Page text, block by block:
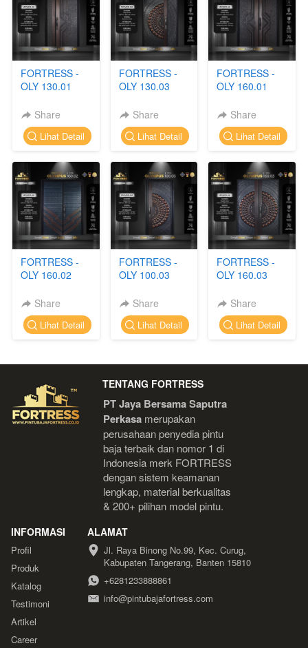
FORTRESS -
OLY 130.01
Share
` Lihat Detail
FORTRESS -
OLY 130.03
Share
` Lihat Detail
FORTRESS -
OLY 160.01
Share
` Lihat Detail
FORTRESS -
OLY 160.02
Share
` Lihat Detail
FORTRESS -
OLY 100.03
Share
` Lihat Detail
FORTRESS -
OLY 160.03
Share
` Lihat Detail
TENTANG FORTRESS
PT Jaya Bersama Saputra
Perkasa merupakan
perusahaan penyedia pintu
baja terbaik dan nomor 1 di
Indonesia
dengan sistem keamanan
lengkap, material berkualitas
& 200+ pilihan model pintu.
INFORMASI
Profil
Produk
Katalog
Testimoni
Artikel
Career
ALAMAT
Jl. Raya Binong No.99, Kec. Curug,
Kabupaten Tangerang, Banten 15810
+6281233888861
info@pintubajafortress.com